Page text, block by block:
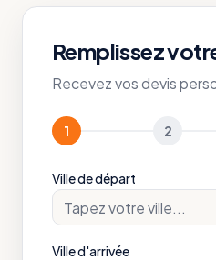
Remplissez
Recevez vos devis
1 2
Ville de départ
Ville d'arrivée